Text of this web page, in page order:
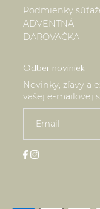
Podmienky
ADVENTNÁ
DAROVAČKA
Odber noviniek
Novinky, zľavy a
vašej e-mailovej